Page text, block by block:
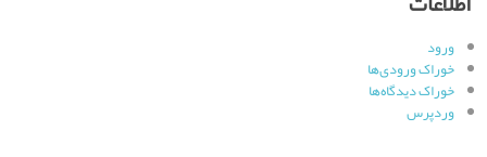
ورود
خوراک ورودی‌ها
خوراک دیدگاه‌ها
وردپرس